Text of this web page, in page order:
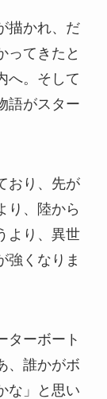
描かれ、だ
ってきたと
へ。そして
語がスター
おり、先が
り、陸から
より、異世
強くなりま
ターボート
、誰かがボ
な」と思い